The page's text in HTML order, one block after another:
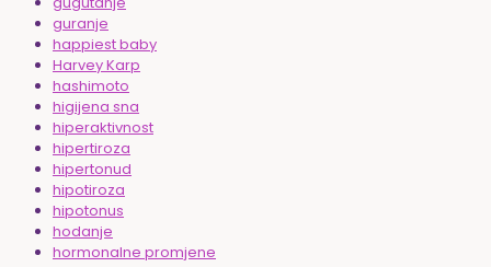
guranje
happiest baby
Harvey Karp
hashimoto
higijena sna
hiperaktivnost
hipertiroza
hipertonud
hipotiroza
hipotonus
hodanje
hormonalne promjene